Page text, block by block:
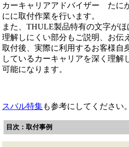
カーキャリアアドバイザー たに
にに取付作業を行います。
また、THULE製品特有の文字が
理解しにくい部分もご説明、お伝
取付後、実際に利用するお客様自
しているカーキャリアを深く理解
可能になります。
スバル特集も参考にしてください。
目次：取付事例